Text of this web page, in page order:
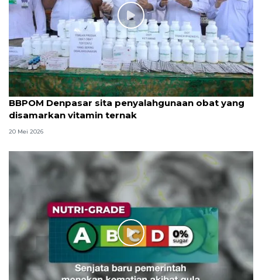
BBPOM Denpasar sita penyalahgunaan obat yang
disamarkan vitamin ternak
20 Mei 2026